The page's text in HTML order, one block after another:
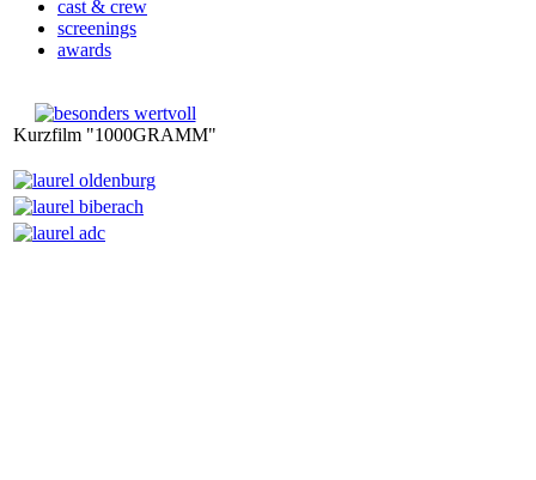
cast & crew
screenings
awards
Kurzfilm "1000GRAMM"